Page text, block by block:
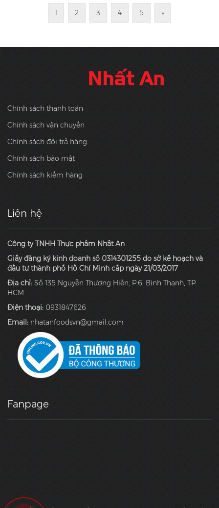
1 2 3 4 5 »
Chính sách thanh toán
Chính sách vận chuyển
Chính sách đổi trả hàng
Chính sách bảo mật
Chính sách kiểm hàng
Liên hệ
Công ty TNHH Thực phẩm Nhất An
Giấy đăng ký kinh doanh số 0314301255 do sở kế hoạch và
đầu tư thành phố Hồ Chí Minh cấp ngày 21/03/2017
Địa chỉ: Số 135 Nguyễn Thượng Hiền, P.6, Bình Thạnh, TP.
HCM
Điện thoại: 0931847626
Email: nhatanfoodsvn@gmail.com
Fanpage